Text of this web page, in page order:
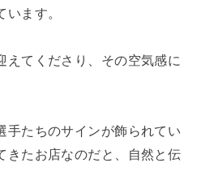
ます。
えてくださり、その空気感に
手たちのサインが飾られてい
きたお店なのだと、自然と伝